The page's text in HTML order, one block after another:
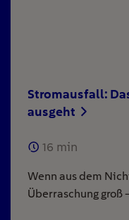
Stromausfall:
ausgeht
16 min
Wenn aus dem
Überraschung groß